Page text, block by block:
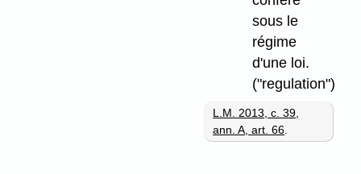
sous le
régime
d'une loi.
("regulation")
L.M. 2013, c. 39,
ann. A, art. 66